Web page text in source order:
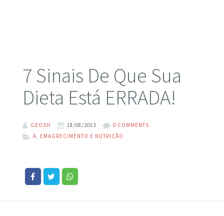
7 Sinais De Que Sua
Dieta Está ERRADA!
GEOSH 18/08/2013
0 COMMENTS
A. EMAGRECIMENTO E NUTRIÇÃO